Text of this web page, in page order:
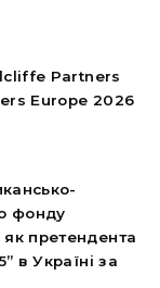
Partners
Europe 2026
фонду
претендента
в Україні за